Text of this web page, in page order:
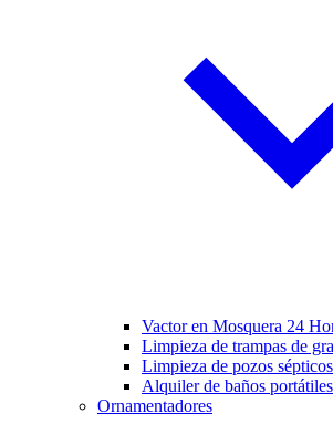
Vactor en Mosquera 24
Limpieza de trampas de
Limpieza de pozos sépticos
Alquiler de baños portátiles
Ornamentadores